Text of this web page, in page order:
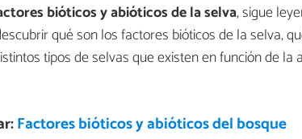
bióticos y abióticos de la selva, sigue
qué son los factores bióticos de la selva,
tipos de selvas que existen en función de la
Factores bióticos y abióticos del bosque